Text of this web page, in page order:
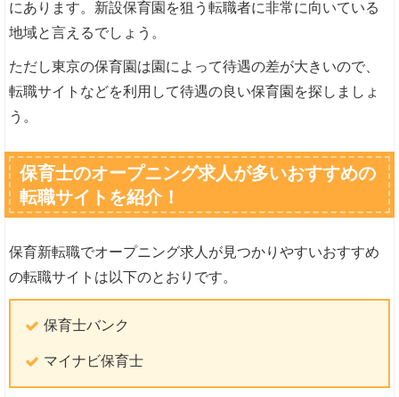
にあります。新設保育園を狙う転職者に非常に向いている
地域と言えるでしょう。
ただし東京の保育園は園によって待遇の差が大きいので、
転職サイトなどを利用して待遇の良い保育園を探しましょ
う。
保育士のオープニング求人が多いおすすめの
転職サイトを紹介！
保育新転職でオープニング求人が見つかりやすいおすすめ
の転職サイトは以下のとおりです。
保育士バンク
マイナビ保育士